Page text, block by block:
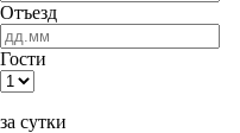
Отъезд
Гости
за сутки